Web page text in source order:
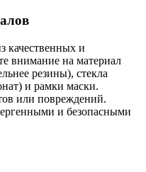
качественных и
внимание на материал
резины), стекла
и рамки маски.
или повреждений.
и безопасными